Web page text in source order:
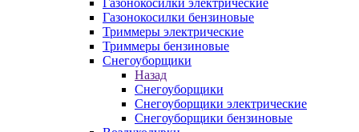
Газонокосилки электрические
Газонокосилки бензиновые
Триммеры электрические
Триммеры бензиновые
Снегоуборщики
Назад
Снегоуборщики
Снегоуборщики электрические
Снегоуборщики бензиновые